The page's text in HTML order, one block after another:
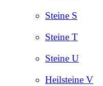
Steine S
Steine T
Steine U
Heilsteine V